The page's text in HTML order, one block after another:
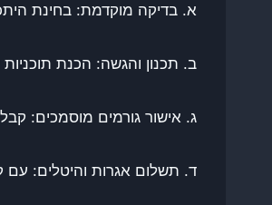
א. בדיקה מוקדמת: בחינת
ב. תכנון והגשה: הכנת
ג. אישור גורמים מוסמכים:
ד. תשלום אגרות והיטלים: